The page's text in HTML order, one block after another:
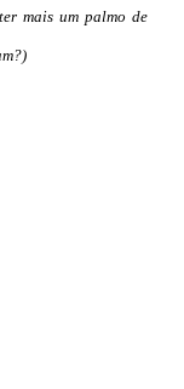
mais um palmo de